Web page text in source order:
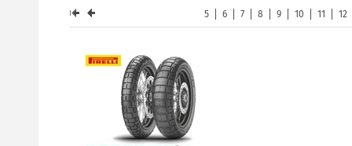
5 6 7 8 9 10 11 12